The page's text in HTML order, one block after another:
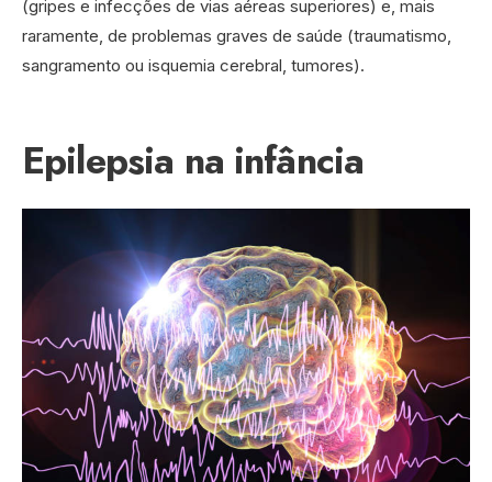
(gripes e infecções de vias aéreas superiores) e, mais
raramente, de problemas graves de saúde (traumatismo,
sangramento ou isquemia cerebral, tumores).
Epilepsia na infância